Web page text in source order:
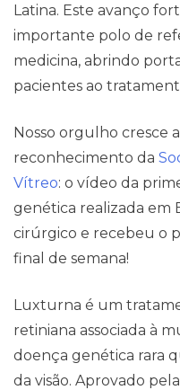
Latina. Este avanço
importante polo de
medicina, abrindo
pacientes ao
Nosso orgulho cresce
reconhecimento da
Vítreo: o vídeo da
genética realizada em
cirúrgico e recebeu o
final de semana!
Luxturna é um
retiniana associada à
doença genética rara
da visão. Aprovado